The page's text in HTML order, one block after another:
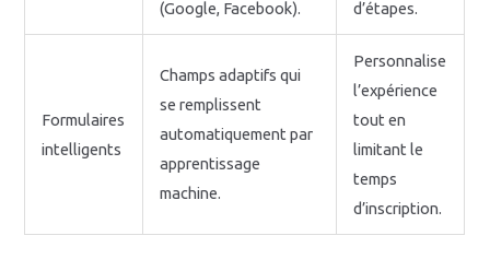
(Google, Facebook). d’étapes.
Formulaires
intelligents
Champs adaptifs qui
se remplissent
automatiquement par
apprentissage
machine.
Personnalise
l’expérience
tout en
limitant le
temps
d’inscription.